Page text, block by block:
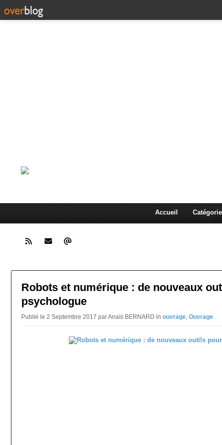
Accueil
Robots et numérique : de nouveaux
psychologue
Publié le 2 Septembre 2017 par Anaïs BERNARD in ouvrage, Ouvrage